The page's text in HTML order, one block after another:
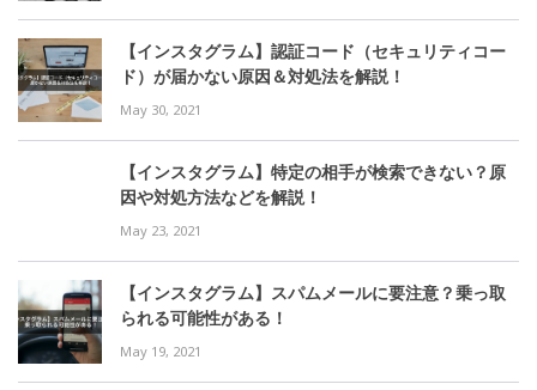
【インスタグラム】認証コード（セキュリティコー
ド）が届かない原因＆対処法を解説！
May 30, 2021
【インスタグラム】特定の相手が検索できない？原
因や対処方法などを解説！
May 23, 2021
【インスタグラム】スパムメールに要注意？乗っ取
られる可能性がある！
May 19, 2021